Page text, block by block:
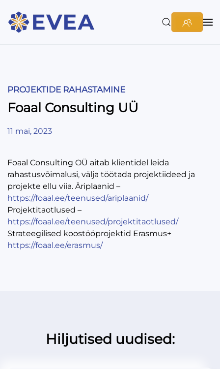
PROJEKTIDE RAHASTAMINE
Foaal Consulting UÜ
11 mai, 2023
Foaal Consulting OÜ aitab klientidel leida
rahastusvõimalusi, välja töötada projektiideed ja
projekte ellu viia. Äriplaanid –
https://foaal.ee/teenused/ariplaanid/
Projektitaotlused –
https://foaal.ee/teenused/projektitaotlused/
Strateegilised koostööprojektid Erasmus+
https://foaal.ee/erasmus/
Hiljutised uudised: